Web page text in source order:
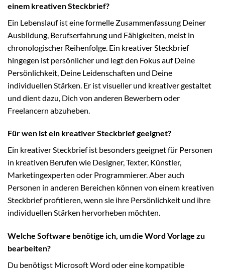
einem kreativen Steckbrief?
Ein Lebenslauf ist eine formelle Zusammenfassung Deiner
Ausbildung, Berufserfahrung und Fähigkeiten, meist in
chronologischer Reihenfolge. Ein kreativer Steckbrief
hingegen ist persönlicher und legt den Fokus auf Deine
Persönlichkeit, Deine Leidenschaften und Deine
individuellen Stärken. Er ist visueller und kreativer gestaltet
und dient dazu, Dich von anderen Bewerbern oder
Freelancern abzuheben.
Für wen ist ein kreativer Steckbrief geeignet?
Ein kreativer Steckbrief ist besonders geeignet für Personen
in kreativen Berufen wie Designer, Texter, Künstler,
Marketingexperten oder Programmierer. Aber auch
Personen in anderen Bereichen können von einem kreativen
Steckbrief profitieren, wenn sie ihre Persönlichkeit und ihre
individuellen Stärken hervorheben möchten.
Welche Software benötige ich, um die Word Vorlage zu
bearbeiten?
Du benötigst Microsoft Word oder eine kompatible